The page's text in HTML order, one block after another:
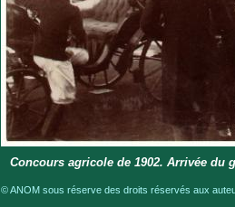
Concours agricole de 1902. Arrivée du
© ANOM sous réserve des droits réservés aux